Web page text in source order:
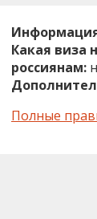
Какая виза
россиянам:
Полные